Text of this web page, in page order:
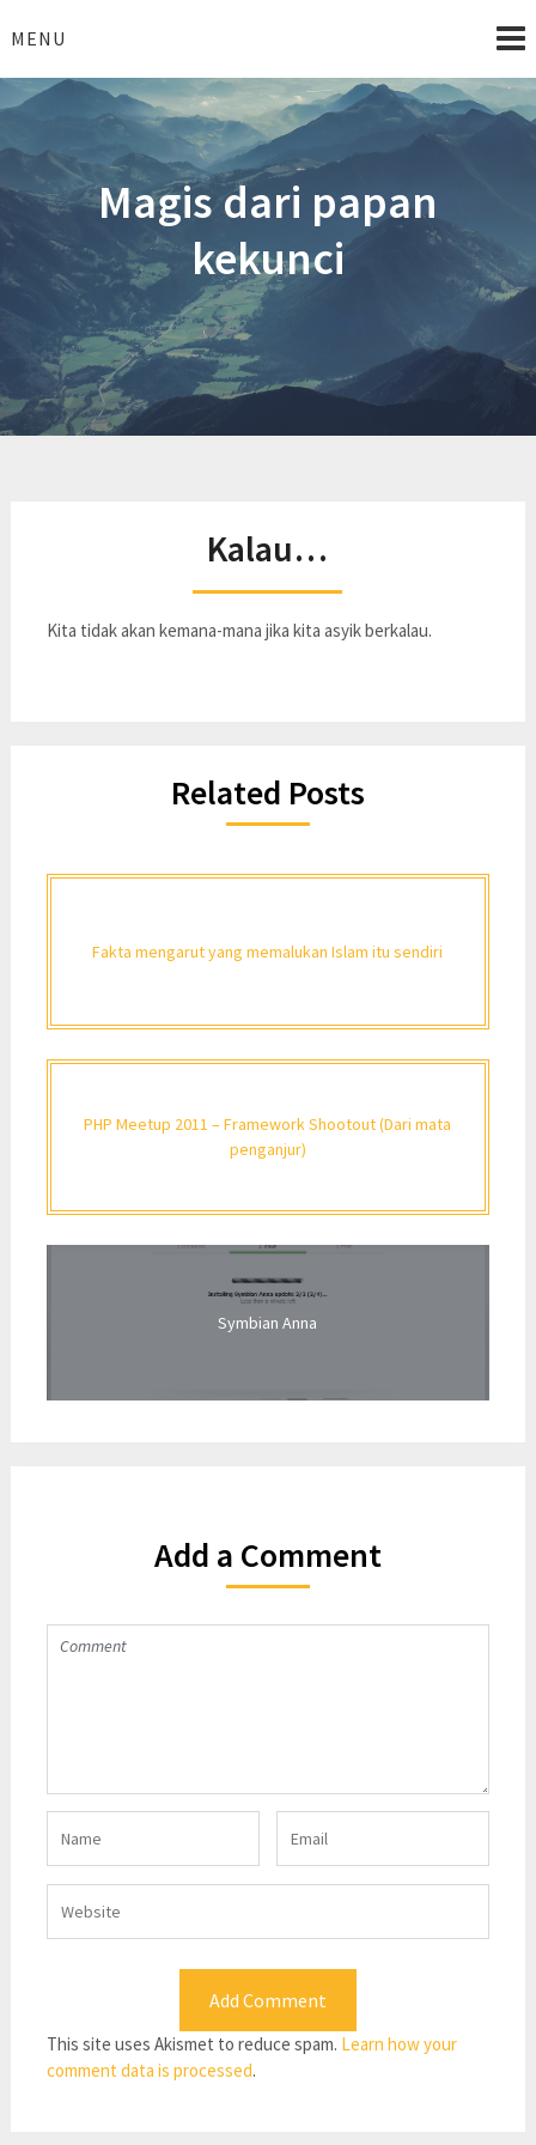
toMENU
Magis dari papan
kekunci
Kalau…
Kita tidak akan kemana-mana jika kita asyik berkalau.
Related Posts
Fakta mengarut yang memalukan Islam itu sendiri
PHP Meetup 2011 – Framework Shootout (Dari mata
penganjur)
Symbian Anna
Add a Comment
This site uses Akismet to reduce spam. Learn how your
comment data is processed.